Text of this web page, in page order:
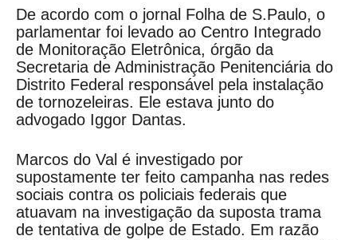
De acordo com o jornal Folha de S.Paulo, o
parlamentar foi levado ao Centro Integrado
de Monitoração Eletrônica, órgão da
Secretaria de Administração Penitenciária do
Distrito Federal responsável pela instalação
de tornozeleiras. Ele estava junto do
advogado Iggor Dantas.
Marcos do Val é investigado por
supostamente ter feito campanha nas redes
sociais contra os policiais federais que
atuavam na investigação da suposta trama
de tentativa de golpe de Estado. Em razão